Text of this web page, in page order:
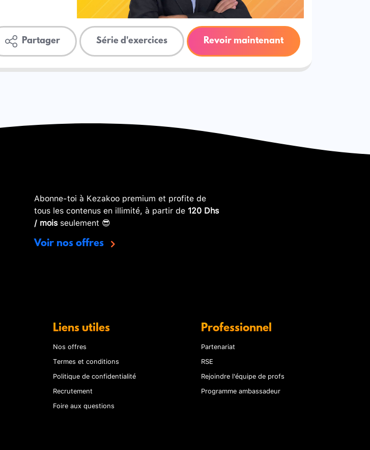
Partager Série d'exercices Revoir maintenant
Abonne-toi à Kezakoo premium et profite de
tous les contenus en illimité, à partir de 120 Dhs
/ moisseulement 😎
Voir nos offres
Liens utiles
Nos offres
Termes et conditions
Politique de confidentialité
Recrutement
Foire aux questions
Professionnel
Partenariat
RSE
Rejoindre l'équipe de profs
Programme ambassadeur